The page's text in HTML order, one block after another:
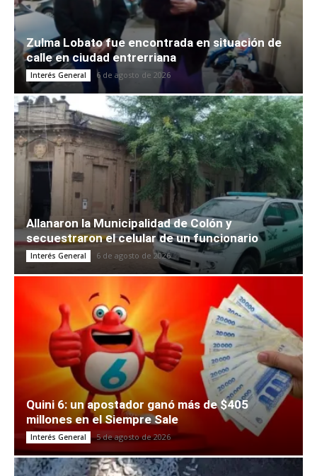
Zulma Lobato fue encontrada en situación de
calle en ciudad entrerriana
Interés General 6 de agosto de 2026
Allanaron la Municipalidad de Colón y
secuestraron el celular de un funcionario
Interés General 6 de agosto de 2026
Quini 6: un apostador ganó más de $405
millones en el Siempre Sale
Interés General 5 de agosto de 2026